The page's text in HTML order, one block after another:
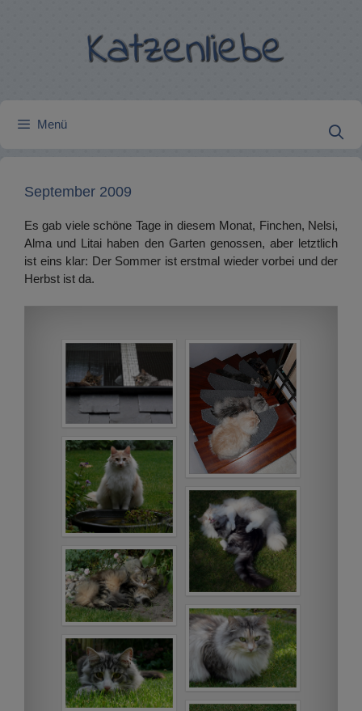
Menü
September 2009
Es gab viele schöne Tage in diesem Monat, Finchen, Nelsi,
Alma und Litai haben den Garten genossen, aber letztlich
ist eins klar: Der Sommer ist erstmal wieder vorbei und der
Herbst ist da.